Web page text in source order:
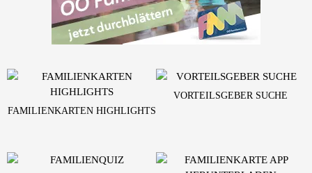
FAMILIENKARTEN HIGHLIGHTS
VORTEILSGEBER SUCHE